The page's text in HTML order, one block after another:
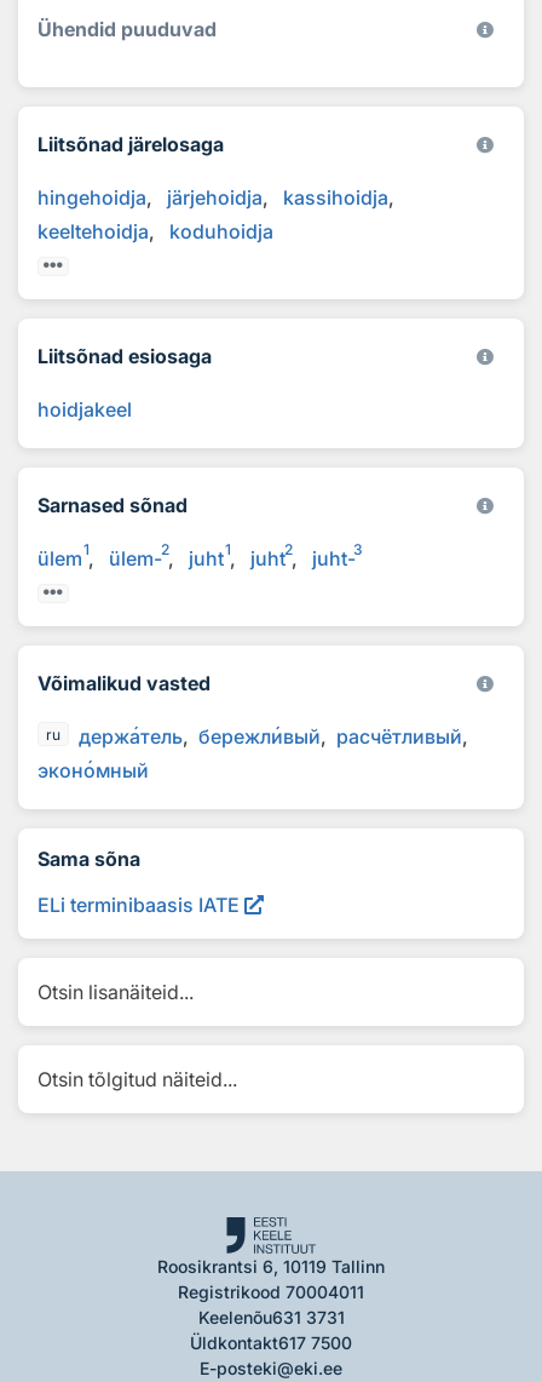
Ühendid puuduvad
Liitsõnad järelosaga
hingehoidja järjehoidja
kassihoidja
keeltehoidja
koduhoidja
Liitsõnad esiosaga
hoidjakeel
Sarnased sõnad
ülem1 ülem-2 juht1 juht2 juht-3
Võimalikud vasted
ru держатель бережливый
расчётливый
экономный
Sama sõna
ELi terminibaasis IATE
Otsin lisanäiteid...
Otsin tõlgitud näiteid...
Roosikrantsi 6, 10119 Tallinn
Registrikood 70004011
Keelenõu631 3731
Üldkontakt617 7500
E-posteki@eki.ee